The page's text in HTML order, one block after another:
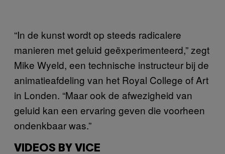
“In de kunst wordt op steeds radicalere
manieren met geluid geëxperimenteerd,” zegt
Mike Wyeld, een technische instructeur bij de
animatieafdeling van het Royal College of Art
in Londen. “Maar ook de afwezigheid van
geluid kan een ervaring geven die voorheen
ondenkbaar was.”
VIDEOS BY VICE